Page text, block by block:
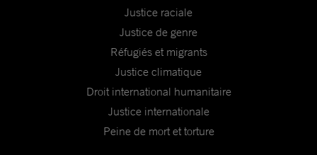
Justice raciale
Justice de genre
Réfugiés et migrants
Justice climatique
Droit international humanitaire
Justice internationale
Peine de mort et torture